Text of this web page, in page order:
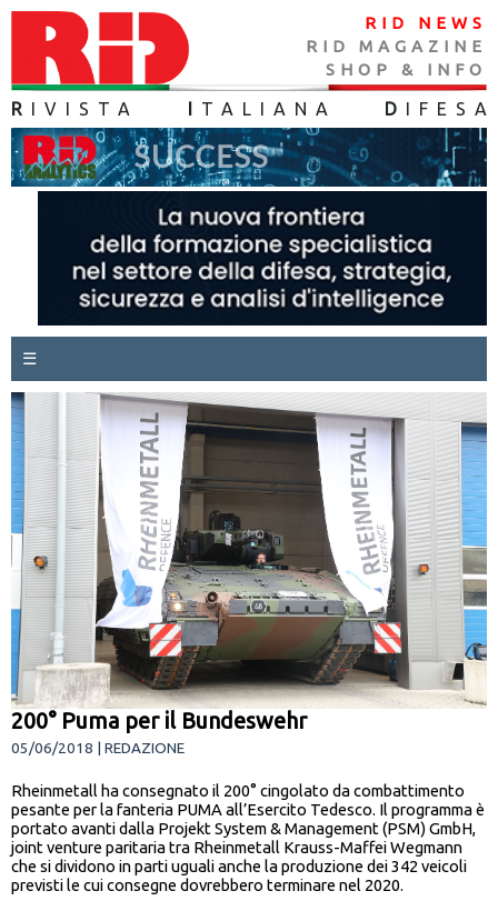
RID NEWS
RID MAGAZINE
SHOP & INFO
R IVISTA TALIANA D IFES A
☰
200° Puma per il Bundeswehr
05/06/2018 | REDAZIONE
Rheinmetall ha consegnato il 200° cingolato da combattimento
pesante per la fanteria PUMA all’Esercito Tedesco. Il programma è
portato avanti dalla Projekt System & Management (PSM) GmbH,
joint venture paritaria tra Rheinmetall Krauss-Maffei Wegmann
che si dividono in parti uguali anche la produzione dei 342 veicoli
previsti le cui consegne dovrebbero terminare nel 2020.